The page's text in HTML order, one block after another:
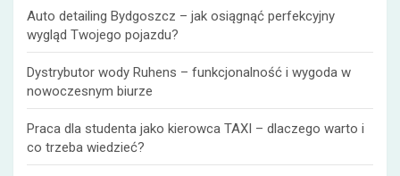
Auto detailing Bydgoszcz – jak osiągnąć perfekcyjny
wygląd Twojego pojazdu?
Dystrybutor wody Ruhens – funkcjonalność i wygoda w
nowoczesnym biurze
Praca dla studenta jako kierowca TAXI – dlaczego warto i
co trzeba wiedzieć?